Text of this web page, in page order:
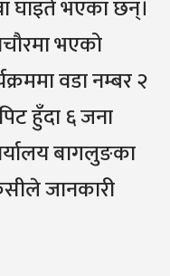
घाइते भएका छन्।
भएको
वडा नम्बर २
हुँदा ६ जना
बागलुङका
जानकारी